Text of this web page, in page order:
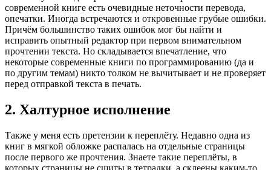
современной книге есть очевидные неточности перевода,
опечатки. Иногда встречаются и откровенные грубые ошибки.
Причём большинство таких ошибок мог бы найти и
исправить опытный редактор при первом внимательном
прочтении текста. Но складывается впечатление, что
некоторые современные книги по программированию (да и
по другим темам) никто толком не вычитывает и не проверяет
перед отправкой текста в печать.
2. Халтурное исполнение
Также у меня есть претензии к переплёту. Недавно одна из
книг в мягкой обложке распалась на отдельные страницы
после первого же прочтения. Знаете такие переплёты, в